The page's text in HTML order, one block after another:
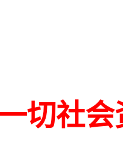
切社